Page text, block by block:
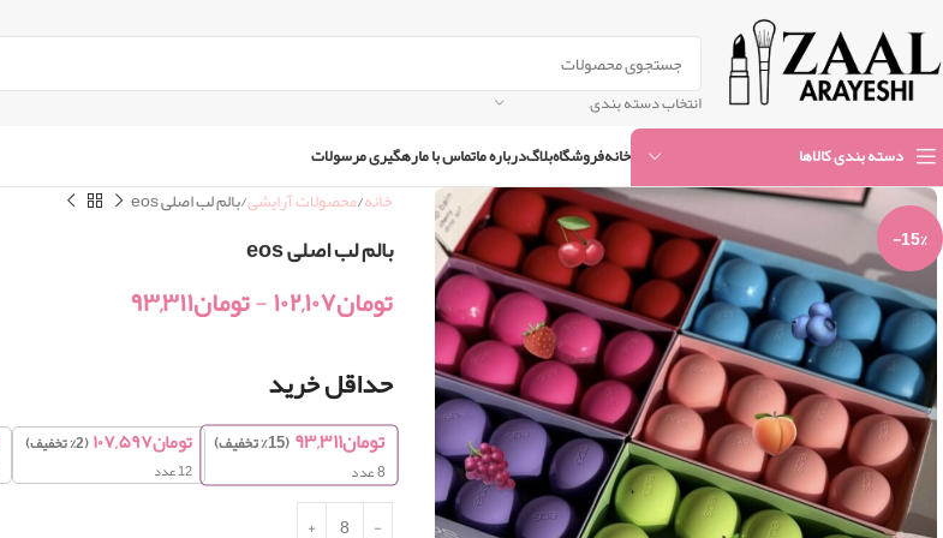
انتخاب دسته بندی
دسته بندی کالاها خانهفروشگاهبلاگدرباره ماتماس با مارهگیری مرسولات
-15%
خانه محصولات آرایشی بالم لب اصلی eos
بالم لب اصلی eos
تومان۱۰۲,۱۰۷-تومان۹۳,۳۱۱
حداقل خرید
تومان۹۳,۳۱۱(15% تخفیف)
8عدد
تومان۱۰۷,۵۹۷(2% تخفیف)
12 عدد